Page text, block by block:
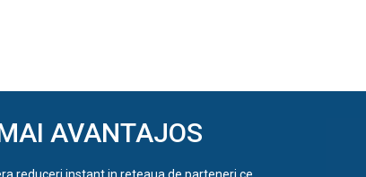
AVANTAJOS